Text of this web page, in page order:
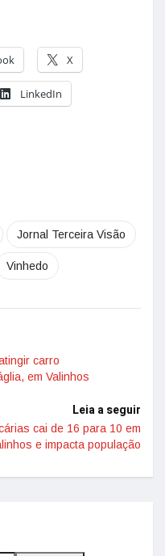
X
LinkedIn
Jornal Terceira Visão
Vinhedo
carro
em Valinhos
Leia a seguir
cai de 16 para 10 em
e impacta população